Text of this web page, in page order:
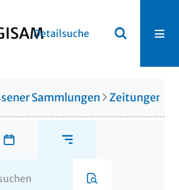
Detailsuche
Sammlungen Zeitungen